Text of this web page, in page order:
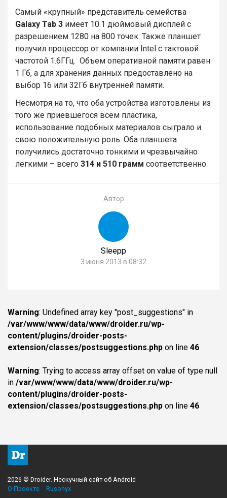
Самый «крупный» представитель семейства
Galaxy Tab 3 имеет 10.1 дюймовый дисплей с
разрешением 1280 на 800 точек. Также планшет
получил процессор от компании Intel с тактовой
частотой 1.6ГГц. Объем оперативной памяти равен
1 Гб, а для хранения данных предоставлено на
выбор 16 или 32Гб внутренней памяти.
Несмотря на то, что оба устройства изготовлены из
того же приевшегося всем пластика,
использование подобных материалов сыграло и
свою положительную роль. Оба планшета
получились достаточно тонкими и чрезвычайно
легкими – всего 314 и 510 грамм соответственно.
Автор
Sleepp
3 июня 2013 в 08:32
Warning: Undefined array key "post_suggestions" in
/var/www/www/data/www/droider.ru/wp-
content/plugins/droider-posts-
extension/classes/postsuggestions.php on line 46
Warning: Trying to access array offset on value of type null
in /var/www/www/data/www/droider.ru/wp-
content/plugins/droider-posts-
extension/classes/postsuggestions.php on line 46
2026 © Droider. Нескучный сайт об Android
О Проекте
Rusonyx